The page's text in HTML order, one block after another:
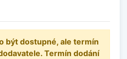
být dostupné, ale termín
Termín dodání